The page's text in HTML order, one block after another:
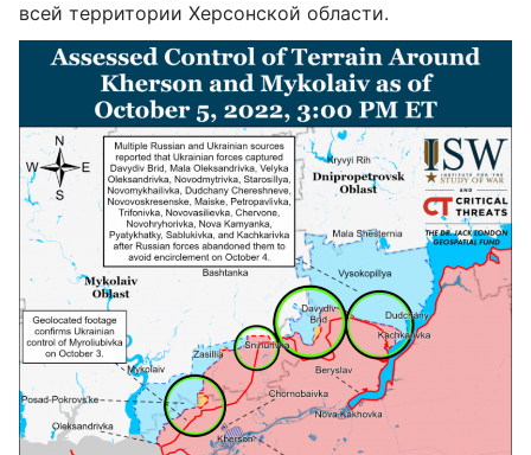
всей территории Херсонской области.